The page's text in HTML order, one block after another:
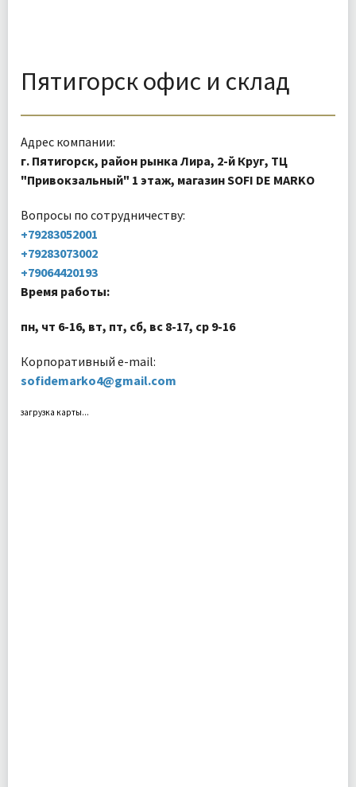
Пятигорск офис и склад
Адрес компании:
г. Пятигорск, район рынка Лира, 2-й Круг, ТЦ
"Привокзальный" 1 этаж, магазин SOFI DE MARKO
Вопросы по сотрудничеству:
+79283052001
+79283073002
+79064420193
Время работы:
пн, чт 6-16, вт, пт, сб, вс 8-17, ср 9-16
Корпоративный e-mail:
sofidemarko4@gmail.com
загрузка карты...